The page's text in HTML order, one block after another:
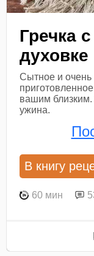
Гречка
духовке
Сытное и очень
вашим
ужина.
В книгу
60 мин